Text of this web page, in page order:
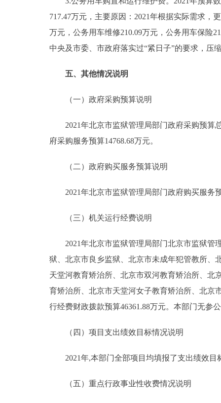
717.47万元，主要原因：2021年根据实际需求，
万元，公务用车维修210.09万元，公务用车保险
中央及市委、市政府落实过“紧日子”的要求，压
五、其他情况说明
（一）政府采购预算说明
2021年北京市监狱管理局部门政府采购预算总
府采购服务预算14768.68万元。
（二）政府购买服务预算说明
2021年北京市监狱管理局部门政府购买服务预
（三）机关运行经费说明
2021年北京市监狱管理局部门北京市监狱管
狱、北京市良乡监狱、北京市未成年犯管教所、
天堂河教育矫治所、北京市双河教育矫治所、北
育矫治所、北京市天堂河女子教育矫治所、北京
行经费财政拨款预算46361.88万元。本部门无参
（四）项目支出绩效目标情况说明
2021年,本部门全部项目均填报了支出绩效目
（五）重点行政事业性收费情况说明